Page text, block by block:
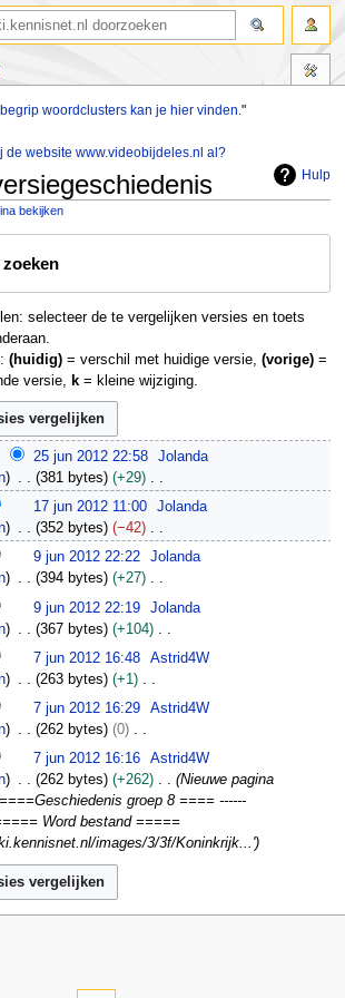
woordclusters kan je hier vinden."
de website www.videobijdeles.nl al?
Hulp
bekijken
zoeken
selecteer de te vergelijken versies en toets
(huidig)= verschil met huidige versie, (vorige)=
versie, k= kleine wijziging.
25 jun 2012 22:58
Jolanda
381 bytes
+29
17 jun 2012 11:00
Jolanda
352 bytes
−42
9 jun 2012 22:22
Jolanda
394 bytes
+27
9 jun 2012 22:19
Jolanda
367 bytes
+104
7 jun 2012 16:48
Astrid4W
263 bytes
+1
7 jun 2012 16:29
Astrid4W
262 bytes
0
7 jun 2012 16:16
Astrid4W
262 bytes +262
Nieuwe pagina
groep 8 ==== ------
Word bestand =====
images/3/3f/Koninkrijk...'